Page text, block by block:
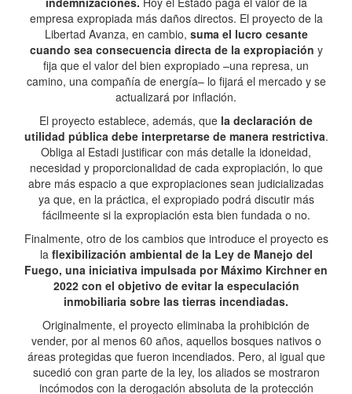
empresa expropiada más daños directos. El proyecto de la
Libertad Avanza, en cambio, suma el lucro cesante
cuando sea consecuencia directa de la expropiación y
fija que el valor del bien expropiado –una represa, un
camino, una compañía de energía– lo fijará el mercado y se
actualizará por inflación.
El proyecto establece, además, que la declaración de
utilidad pública debe interpretarse de manera restrictiva.
Obliga al Estadi justificar con más detalle la idoneidad,
necesidad y proporcionalidad de cada expropiación, lo que
abre más espacio a que expropiaciones sean judicializadas
ya que, en la práctica, el expropiado podrá discutir más
fácilmeente si la expropiación esta bien fundada o no.
Finalmente, otro de los cambios que introduce el proyecto es
la flexibilización ambiental de la Ley de Manejo del
Fuego, una iniciativa impulsada por Máximo Kirchner en
2022 con el objetivo de evitar la especulación
inmobiliaria sobre las tierras incendiadas.
Originalmente, el proyecto eliminaba la prohibición de
vender, por al menos 60 años, aquellos bosques nativos o
áreas protegidas que fueron incendiados. Pero, al igual que
sucedió con gran parte de la ley, los aliados se mostraron
incómodos con la derogación absoluta de la protección